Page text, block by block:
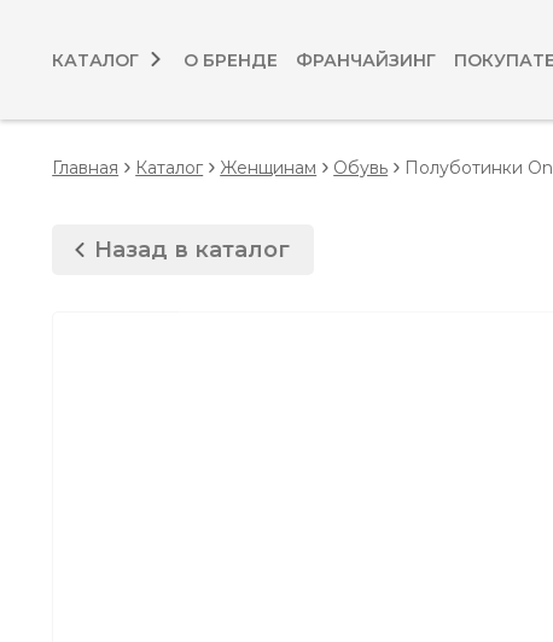
КАТАЛОГ О БРЕНДЕ ФРАНЧАЙЗИНГ
Главная Каталог Женщинам Обувь Полуботинки
Назад в каталог